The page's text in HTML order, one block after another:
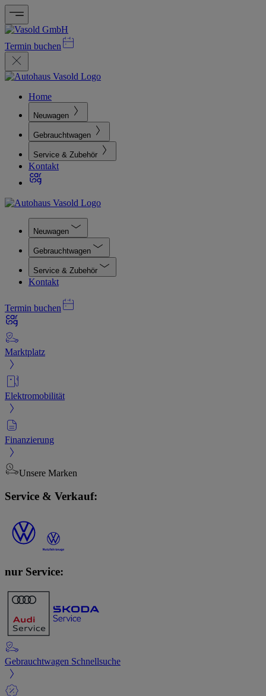
Termin buchen
Home
Neuwagen
Gebrauchtwagen
Service & Zubehör
Kontakt
Neuwagen
Gebrauchtwagen
Service & Zubehör
Kontakt
Termin buchen
Marktplatz
Elektromobilität
Finanzierung
Unsere Marken
Service & Verkauf:
nur Service:
Gebrauchtwagen Schnellsuche